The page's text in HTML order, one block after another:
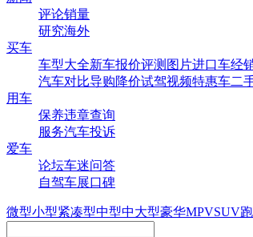
评论销量
研究海外
买车
车型大全新车报价评测 图片进口车经
汽车对比导购降价试驾视频特惠车二
用车
保养违章查询
服务汽车投诉
爱车
论坛车迷问答
自驾车展口碑
微型小型紧凑型中型中大型豪华MPVSUV